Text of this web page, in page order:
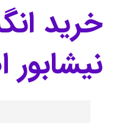
خرید